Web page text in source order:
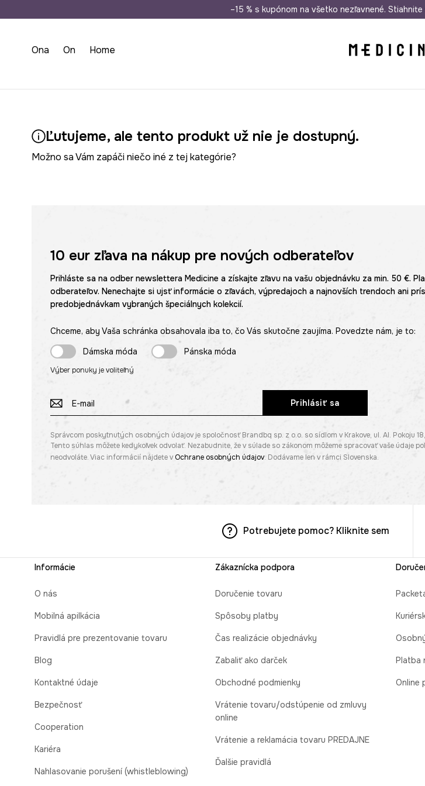
Doprava zadarmo od 50 € Odoslanie aj do 24
–15 % s kupónom na všetko nezľavnené.
Ona On Home
Ľutujeme, ale tento produkt už nie je dostupný.
Možno sa Vám zapáči niečo iné z tej kategórie?
10 eurzľava na nákup pre nových odberateľov
Prihláste sa na odber newslettera Medicine a získajte zľavu na vašu objednávku za min. 50 €.
odberateľov. Nenechajte si ujsť informácie o zľavách, výpredajoch a najnovších trendoch ani
predobjednávkam vybraných špeciálnych kolekcií.
Chceme, aby Vaša schránka obsahovala iba to, čo Vás skutočne zaujíma. Povedzte nám, je to:
Dámska móda
Pánska móda
Výber ponuky je voliteľný
Prihlásiť sa
Správcom poskytnutých osobných údajov je spoločnosť Brandbq sp. z o.o. so sídlom v Krakove, ul. Al. Pokoju
Tento súhlas môžete kedykoľvek odvolať. Nezabudnite, že v súlade so zákonom môžeme spracovať vaše údaje
neodvoláte. Viac informácií nájdete v Ochrane osobných údajov. Dodávame len v rámci Slovenska.
Potrebujete pomoc? Kliknite sem
Informácie
O nás
Mobilná apilkácia
Pravidlá pre prezentovanie tovaru
Blog
Kontaktné údaje
Bezpečnosť
Cooperation
Kariéra
Nahlasovanie porušení (whistleblowing)
Zákaznícka podpora
Doručenie tovaru
Spôsoby platby
Čas realizácie objednávky
Zabaliť ako darček
Obchodné podmienky
Vrátenie tovaru/odstúpenie od zmluvy
online
Vrátenie a reklamácia tovaru PREDAJNE
Ďalšie pravidlá
Platba
Online